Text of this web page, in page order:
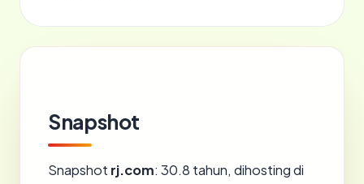
Snapshot
Snapshot rj.com: 30.8 tahun, dihosting di